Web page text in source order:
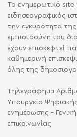
Το ενημερωτικό site
ειδησεογραφικός
την εγκυρότητα της
εμπιστοσύνη του
έχουν επισκεφτεί
καθημερινή
όλης της
Τηλεγράφημα
Υπουργείο
ενημέρωσης -
επικοινωνίας